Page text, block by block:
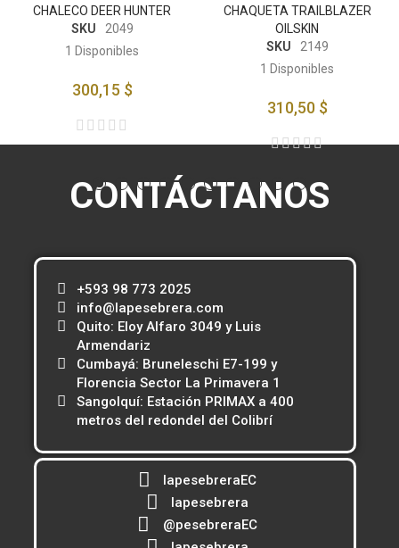
CHALECO DEER HUNTER
SKU
2049
1 Disponibles
300,15 $
CHAQUETA TRAILBLAZER
OILSKIN
SKU
2149
1 Disponibles
310,50 $
CONTÁCTANOS
+593 98 773 2025
info@lapesebrera.com
Quito: Eloy Alfaro 3049 y Luis
Armendariz
Cumbayá: Bruneleschi E7-199 y
Florencia Sector La Primavera 1
Sangolquí: Estación PRIMAX a 400
metros del redondel del Colibrí
lapesebreraEC
lapesebrera
@pesebreraEC